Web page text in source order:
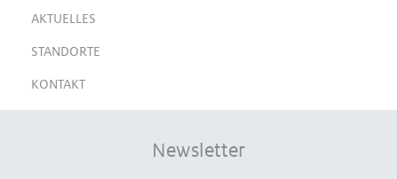
AKTUELLES
STANDORTE
KONTAKT
Newsletter